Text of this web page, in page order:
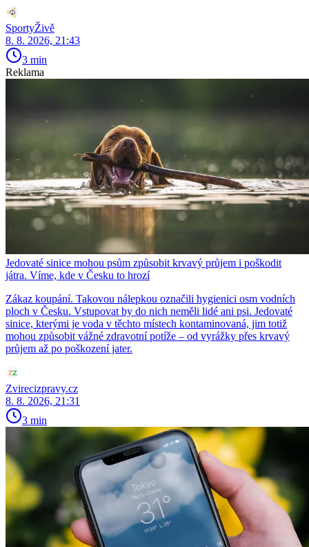
SportyŽivě
8. 8. 2026, 21:43
3 min
Reklama
Jedovaté sinice mohou psům způsobit krvavý průjem i poškodit
játra. Víme, kde v Česku to hrozí
Zákaz koupání. Takovou nálepkou označili hygienici osm vodních
ploch v Česku. Vstupovat by do nich neměli lidé ani psi. Jedovaté
sinice, kterými je voda v těchto místech kontaminovaná, jim totiž
mohou způsobit vážné zdravotní potíže – od vyrážky přes krvavý
průjem až po poškození jater.
Zvirecizpravy.cz
8. 8. 2026, 21:31
3 min